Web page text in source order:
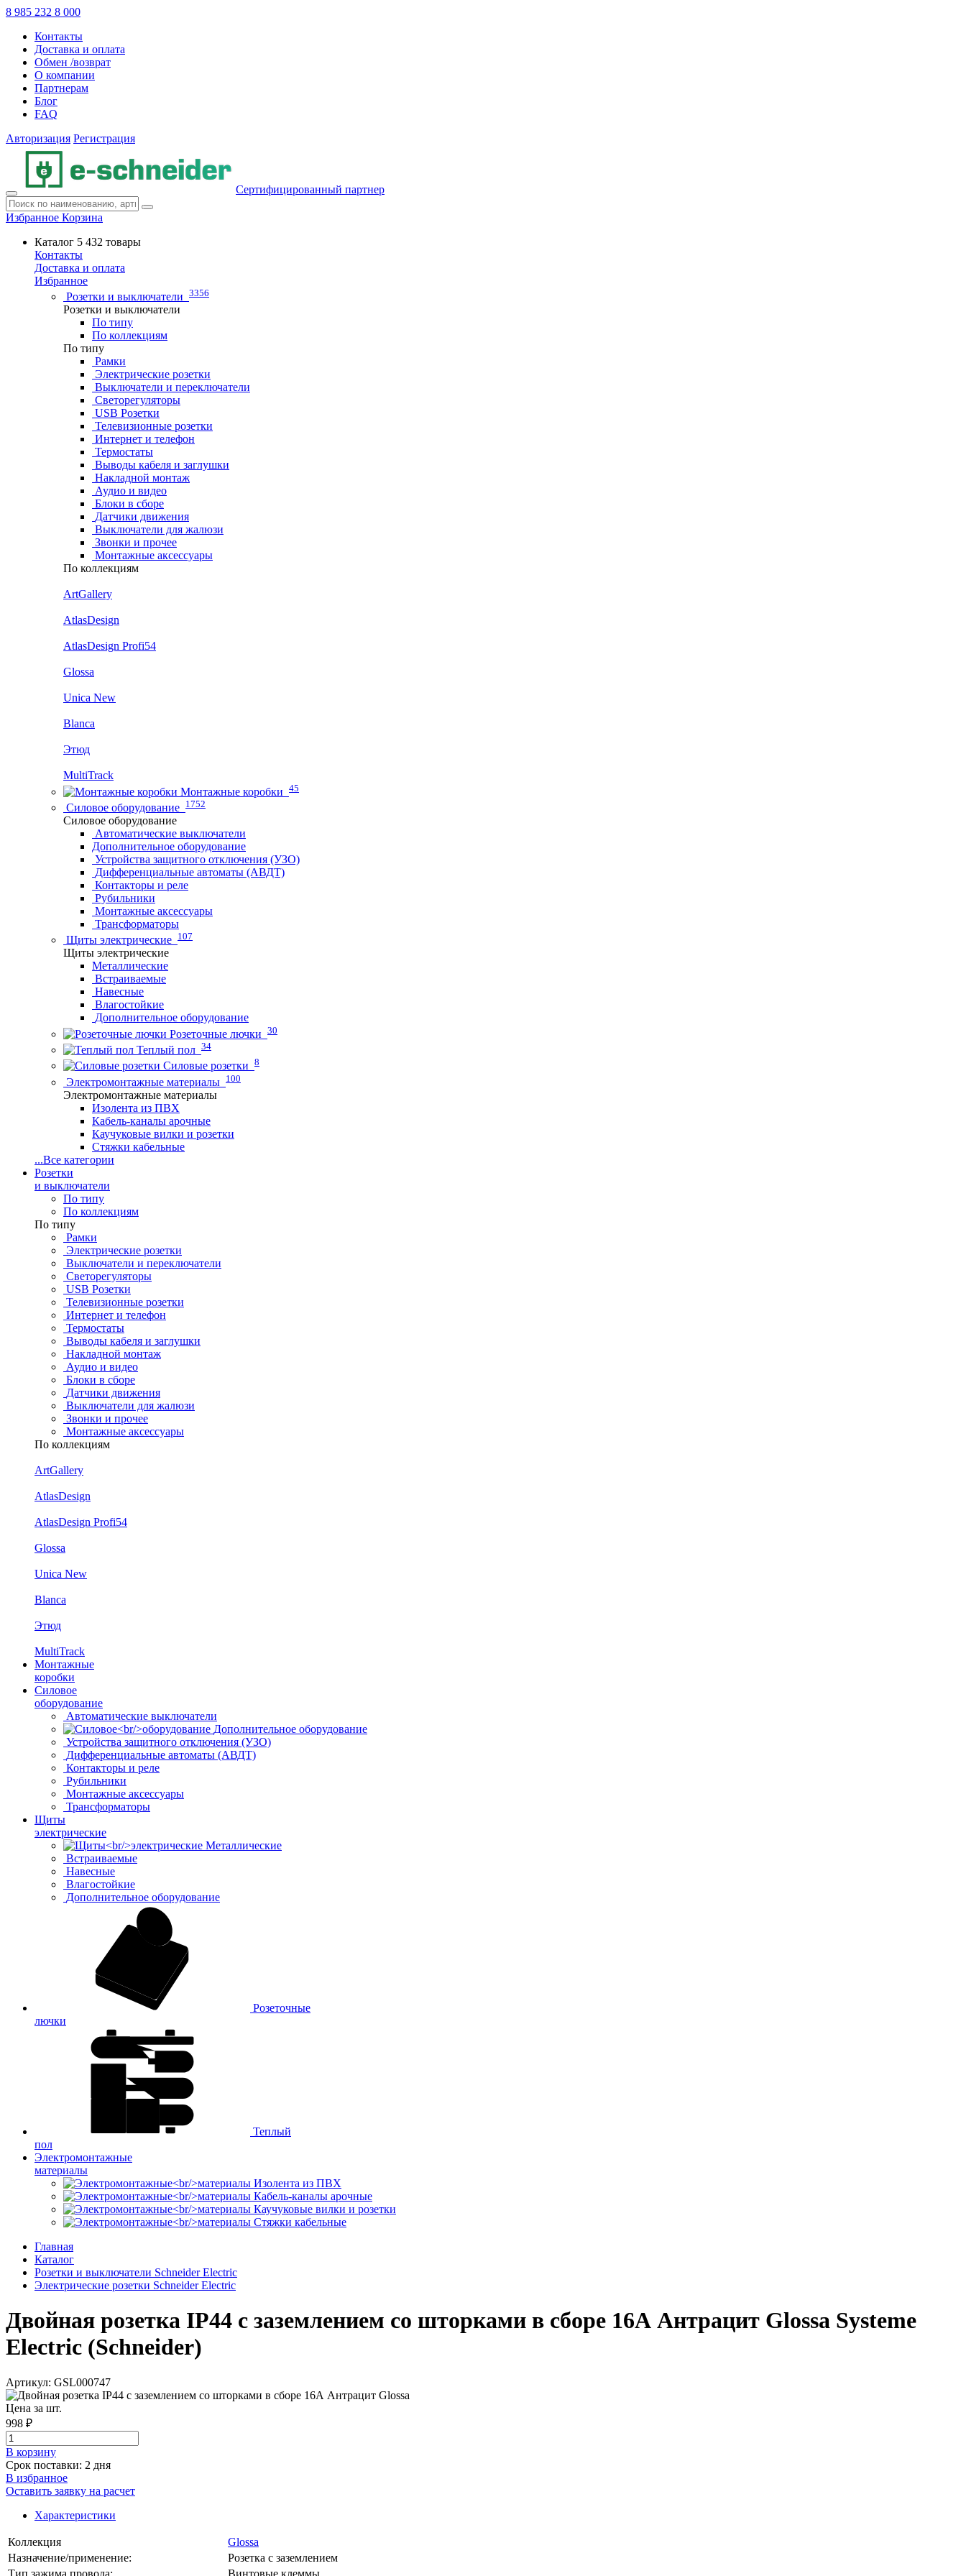
8 985 232 8 000
Контакты
Доставка и оплата
Обмен /возврат
О компании
Партнерам
Блог
FAQ
Авторизация Регистрация
Сертифицированный партнер
Избранное Корзина
Каталог 5 432 товары
Контакты
Доставка и оплата
Избранное
Розетки и выключатели 3356
Розетки и выключатели
По типу
По коллекциям
По типу
Рамки
Электрические розетки
Выключатели и переключатели
Светорегуляторы
USB Розетки
Телевизионные розетки
Интернет и телефон
Термостаты
Выводы кабеля и заглушки
Накладной монтаж
Аудио и видео
Блоки в сборе
Датчики движения
Выключатели для жалюзи
Звонки и прочее
Монтажные аксессуары
По коллекциям
ArtGallery
AtlasDesign
AtlasDesign Profi54
Glossa
Unica New
Blanca
Этюд
MultiTrack
Монтажные коробки 45
Силовое оборудование 1752
Силовое оборудование
Автоматические выключатели
Дополнительное оборудование
Устройства защитного отключения (УЗО)
Дифференциальные автоматы (АВДТ)
Контакторы и реле
Рубильники
Монтажные аксессуары
Трансформаторы
Щиты электрические 107
Щиты электрические
Металлические
Встраиваемые
Навесные
Влагостойкие
Дополнительное оборудование
Розеточные лючки 30
Теплый пол 34
Силовые розетки 8
Электромонтажные материалы 100
Электромонтажные материалы
Изолента из ПВХ
Кабель-каналы арочные
Каучуковые вилки и розетки
Стяжки кабельные
...Все категории
Розетки
и выключатели
По типу
По коллекциям
По типу
Рамки
Электрические розетки
Выключатели и переключатели
Светорегуляторы
USB Розетки
Телевизионные розетки
Интернет и телефон
Термостаты
Выводы кабеля и заглушки
Накладной монтаж
Аудио и видео
Блоки в сборе
Датчики движения
Выключатели для жалюзи
Звонки и прочее
Монтажные аксессуары
По коллекциям
ArtGallery
AtlasDesign
AtlasDesign Profi54
Glossa
Unica New
Blanca
Этюд
MultiTrack
Монтажные
коробки
Силовое
оборудование
Автоматические выключатели
Дополнительное оборудование
Устройства защитного отключения (УЗО)
Дифференциальные автоматы (АВДТ)
Контакторы и реле
Рубильники
Монтажные аксессуары
Трансформаторы
Щиты
электрические
Металлические
Встраиваемые
Навесные
Влагостойкие
Дополнительное оборудование
Розеточные
лючки
Теплый
пол
Электромонтажные
материалы
Изолента из ПВХ
Кабель-каналы арочные
Каучуковые вилки и розетки
Стяжки кабельные
Главная
Каталог
Розетки и выключатели Schneider Electric
Электрические розетки Schneider Electric
Двойная розетка IP44 с заземлением со шторками в сборе 16А Антрацит Glossa Systeme
Electric (Schneider)
Артикул: GSL000747
Цена за шт.
998 ₽
В корзинy
Срок поставки: 2 дня
В избранное
Оставить заявку на расчет
Характеристики
Коллекция
Glossa
Назначение/применение:
Розетка с заземлением
Тип зажима провода:
Винтовые клеммы